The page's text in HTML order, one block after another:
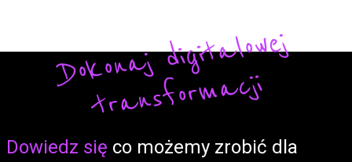
Dowiedz się co możemy zrobić dla
Do
ko
n
aj
di
gi
t
alo
w
ej
t
r
a
ns
fo
r
m
a
cji